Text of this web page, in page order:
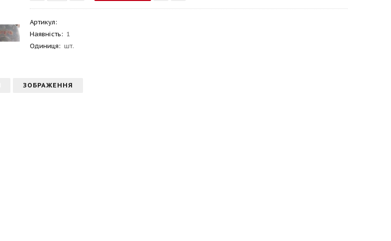
Артикул:
Наявність: 1
Одиниця: шт.
ЗОБРАЖЕННЯ